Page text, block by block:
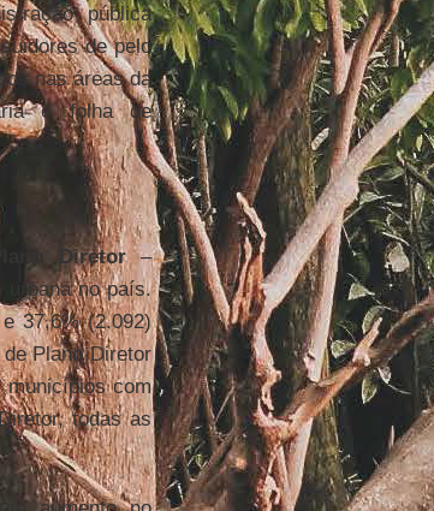
pública
de pelo
nas áreas da
e folha de
Diretor–
urbana no país.
37,6% (2.092)
Plano Diretor
municípios com
todas as